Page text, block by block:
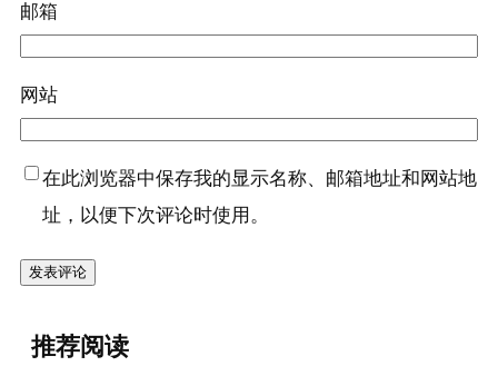
邮箱
网站
在此浏览器中保存我的显示名称、邮箱地址和网站地
址，以便下次评论时使用。
推荐阅读